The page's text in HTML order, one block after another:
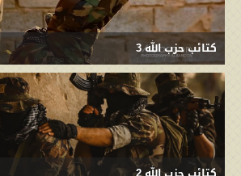
كتائب حزب الله 3